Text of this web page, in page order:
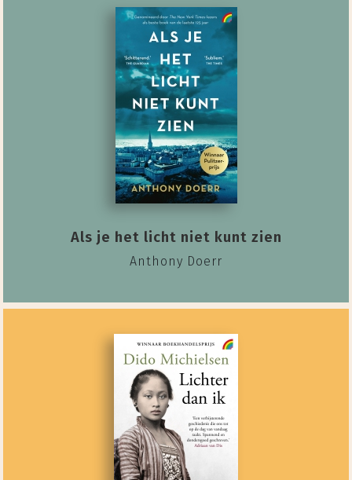
Als je het licht niet kunt zien
Anthony Doerr